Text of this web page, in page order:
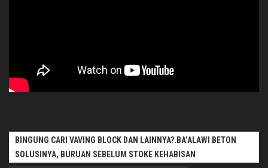
BINGUNG CARI VAVING BLOCK DAN LAINNYA?.BA’ALAWI BETON
SOLUSINYA, BURUAN SEBELUM STOKE KEHABISAN